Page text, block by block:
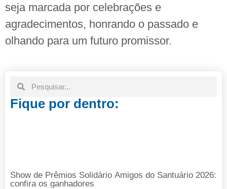
seja marcada por celebrações e
agradecimentos, honrando o passado e
olhando para um futuro promissor.
Fique por dentro:
Show de Prêmios Solidário Amigos do Santuário 2026:
confira os ganhadores